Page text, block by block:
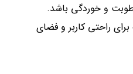
و خوردگی باشد.
راحتی کاربر و فضای